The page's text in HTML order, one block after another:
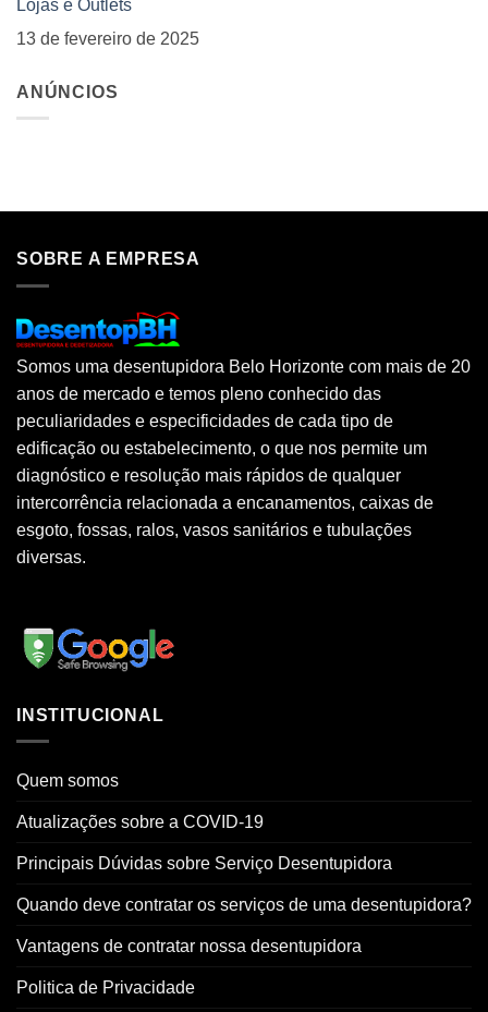
Lojas e Outlets
13 de fevereiro de 2025
ANÚNCIOS
SOBRE A EMPRESA
Somos uma desentupidora Belo Horizonte com mais de 20
anos de mercado e temos pleno conhecido das
peculiaridades e especificidades de cada tipo de
edificação ou estabelecimento, o que nos permite um
diagnóstico e resolução mais rápidos de qualquer
intercorrência relacionada a encanamentos, caixas de
esgoto, fossas, ralos, vasos sanitários e tubulações
diversas.
INSTITUCIONAL
Quem somos
Atualizações sobre a COVID-19
Principais Dúvidas sobre Serviço Desentupidora
Quando deve contratar os serviços de uma desentupidora?
Vantagens de contratar nossa desentupidora
Politica de Privacidade